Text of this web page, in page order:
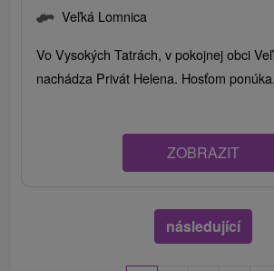
Veľká Lomnica
Vo Vysokých Tatrách, v pokojnej obci
nachádza Privát Helena. Hosťom
ZOBRAZIT
následující